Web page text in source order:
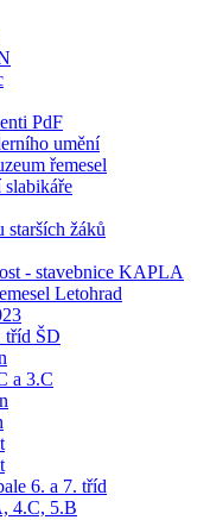
PdF
umění
řemesel
slabikáře
žáků
- stavebnice KAPLA
Letohrad
tříd ŠD
a 3.C
6. a 7. tříd
4.C, 5.B